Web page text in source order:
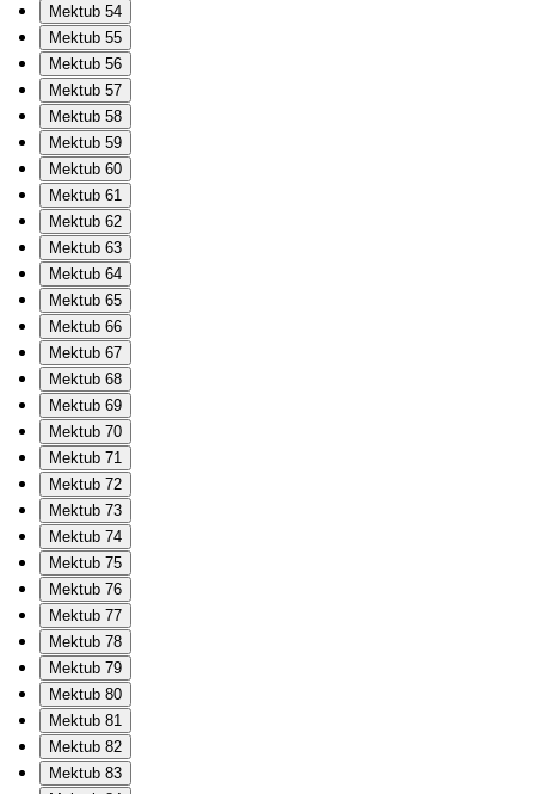
Mektub 54
Mektub 55
Mektub 56
Mektub 57
Mektub 58
Mektub 59
Mektub 60
Mektub 61
Mektub 62
Mektub 63
Mektub 64
Mektub 65
Mektub 66
Mektub 67
Mektub 68
Mektub 69
Mektub 70
Mektub 71
Mektub 72
Mektub 73
Mektub 74
Mektub 75
Mektub 76
Mektub 77
Mektub 78
Mektub 79
Mektub 80
Mektub 81
Mektub 82
Mektub 83